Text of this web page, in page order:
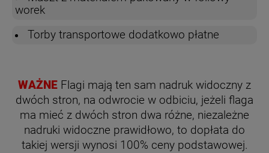
worek
Torby transportowe dodatkowo płatne
WAŻNE Flagi mają ten sam nadruk widoczny z
dwóch stron, na odwrocie w odbiciu, jeżeli flaga
ma mieć z dwóch stron dwa różne, niezależne
nadruki widoczne prawidłowo, to dopłata do
takiej wersji wynosi 100% ceny podstawowej.